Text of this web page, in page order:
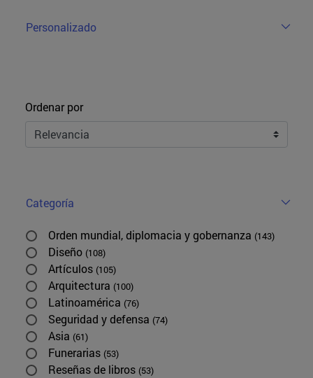
Personalizado
Ordenar
Ordenar por
Categoría
Orden mundial, diplomacia y gobernanza (143)
Diseño (108)
Artículos (105)
Arquitectura (100)
Latinoamérica (76)
Seguridad y defensa (74)
Asia (61)
Funerarias (53)
Reseñas de libros (53)